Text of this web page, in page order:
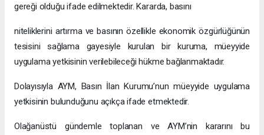
gereği olduğu ifade edilmektedir. Kararda, basını
niteliklerini artırma ve basının özellikle ekonomik özgürlüğünün
tesisini sağlama gayesiyle kurulan bir kuruma, müeyyide
uygulama yetkisinin verilebileceği hükme bağlanmaktadır.
Dolayısıyla AYM, Basın İlan Kurumu’nun müeyyide uygulama
yetkisinin bulunduğunu açıkça ifade etmektedir.
Olağanüstü gündemle toplanan ve AYM’nin kararını bu